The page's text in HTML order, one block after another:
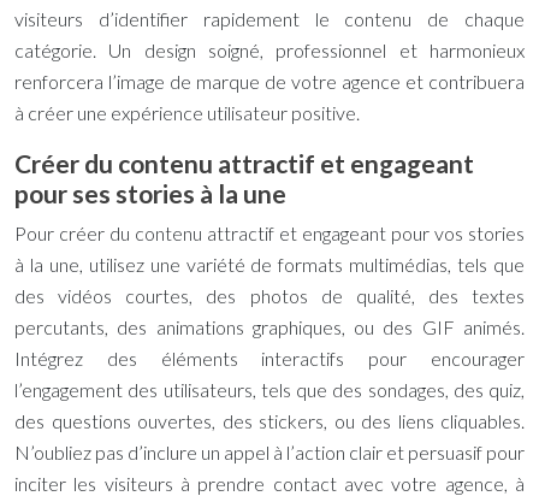
visiteurs d’identifier rapidement le contenu de chaque
catégorie. Un design soigné, professionnel et harmonieux
renforcera l’image de marque de votre agence et contribuera
à créer une expérience utilisateur positive.
Créer du contenu attractif et engageant
pour ses stories à la une
Pour créer du contenu attractif et engageant pour vos stories
à la une, utilisez une variété de formats multimédias, tels que
des vidéos courtes, des photos de qualité, des textes
percutants, des animations graphiques, ou des GIF animés.
Intégrez des éléments interactifs pour encourager
l’engagement des utilisateurs, tels que des sondages, des quiz,
des questions ouvertes, des stickers, ou des liens cliquables.
N’oubliez pas d’inclure un appel à l’action clair et persuasif pour
inciter les visiteurs à prendre contact avec votre agence, à